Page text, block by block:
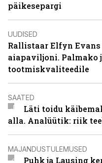
päikesepargi
UUDISED
Rallistaar Elfyn
aiapaviljoni. Palmako
tootmiskvaliteedile
SAATED
Läti toidu
alla. Analüütik: riik
MAJANDUSTULEMUSED
Puhk ja Lausing